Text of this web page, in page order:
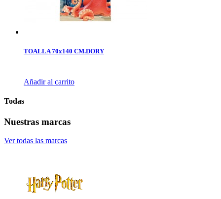
TOALLA 70x140 CM.DORY
Añadir al carrito
Todas
Nuestras marcas
Ver todas las marcas